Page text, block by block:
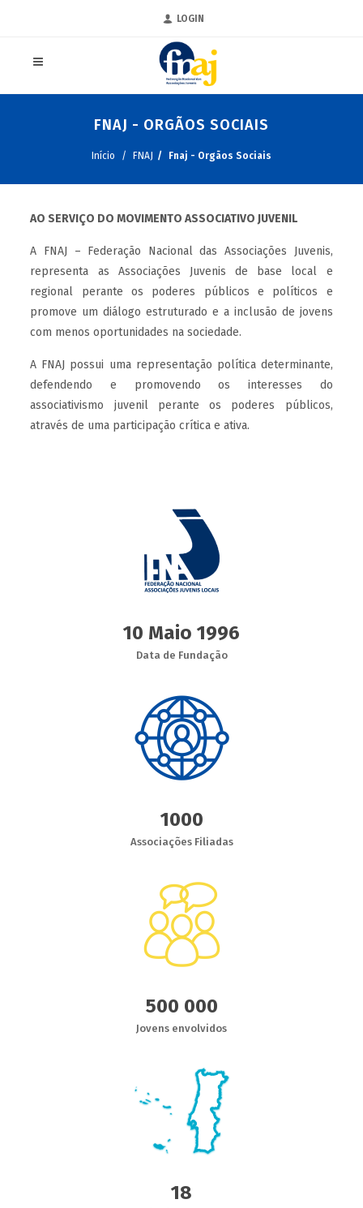
LOGIN
FNAJ - ORGÃOS SOCIAIS
Início FNAJ Fnaj - Orgãos Sociais
AO SERVIÇO DO MOVIMENTO ASSOCIATIVO JUVENIL
A FNAJ – Federação Nacional das Associações Juvenis,
representa as Associações Juvenis de base local e
regional perante os poderes públicos e políticos e
promove um diálogo estruturado e a inclusão de jovens
com menos oportunidades na sociedade.
A FNAJ possui uma representação política determinante,
defendendo e promovendo os interesses do
associativismo juvenil perante os poderes públicos,
através de uma participação crítica e ativa.
10 Maio 1996
Data de Fundação
1000
Associações Filiadas
500 000
Jovens envolvidos
18